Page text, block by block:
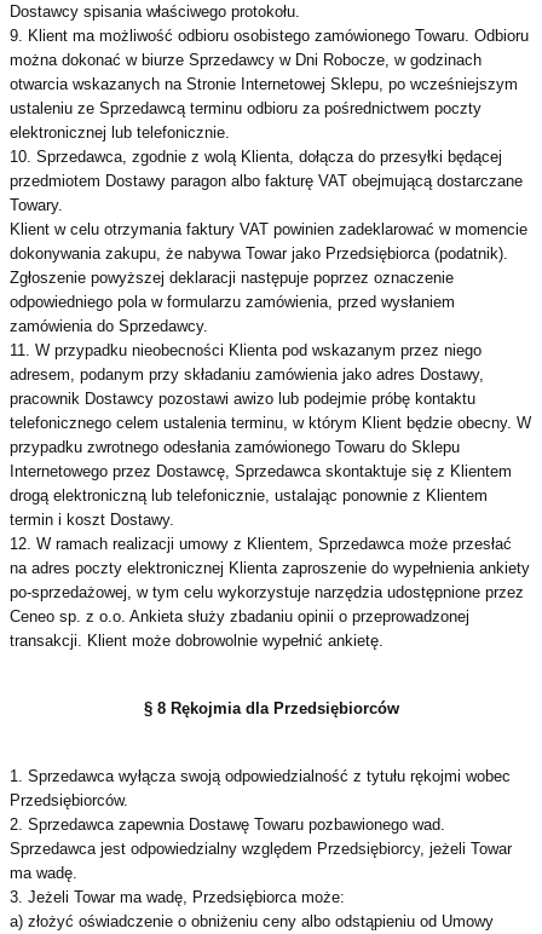
Dostawcy spisania właściwego protokołu.
9. Klient ma możliwość odbioru osobistego zamówionego Towaru. Odbioru
można dokonać w biurze Sprzedawcy w Dni Robocze, w godzinach
otwarcia wskazanych na Stronie Internetowej Sklepu, po wcześniejszym
ustaleniu ze Sprzedawcą terminu odbioru za pośrednictwem poczty
elektronicznej lub telefonicznie.
10. Sprzedawca, zgodnie z wolą Klienta, dołącza do przesyłki będącej
przedmiotem Dostawy paragon albo fakturę VAT obejmującą dostarczane
Towary.
Klient w celu otrzymania faktury VAT powinien zadeklarować w momencie
dokonywania zakupu, że nabywa Towar jako Przedsiębiorca (podatnik).
Zgłoszenie powyższej deklaracji następuje poprzez oznaczenie
odpowiedniego pola w formularzu zamówienia, przed wysłaniem
zamówienia do Sprzedawcy.
11. W przypadku nieobecności Klienta pod wskazanym przez niego
adresem, podanym przy składaniu zamówienia jako adres Dostawy,
pracownik Dostawcy pozostawi awizo lub podejmie próbę kontaktu
telefonicznego celem ustalenia terminu, w którym Klient będzie obecny. W
przypadku zwrotnego odesłania zamówionego Towaru do Sklepu
Internetowego przez Dostawcę, Sprzedawca skontaktuje się z Klientem
drogą elektroniczną lub telefonicznie, ustalając ponownie z Klientem
termin i koszt Dostawy.
12. W ramach realizacji umowy z Klientem, Sprzedawca może przesłać
na adres poczty elektronicznej Klienta zaproszenie do wypełnienia ankiety
po-sprzedażowej, w tym celu wykorzystuje narzędzia udostępnione przez
Ceneo sp. z o.o. Ankieta służy zbadaniu opinii o przeprowadzonej
transakcji. Klient może dobrowolnie wypełnić ankietę.
§ 8 Rękojmia dla Przedsiębiorców
1. Sprzedawca wyłącza swoją odpowiedzialność z tytułu rękojmi wobec
Przedsiębiorców.
2. Sprzedawca zapewnia Dostawę Towaru pozbawionego wad.
Sprzedawca jest odpowiedzialny względem Przedsiębiorcy, jeżeli Towar
ma wadę.
3. Jeżeli Towar ma wadę, Przedsiębiorca może:
a) złożyć oświadczenie o obniżeniu ceny albo odstąpieniu od Umowy